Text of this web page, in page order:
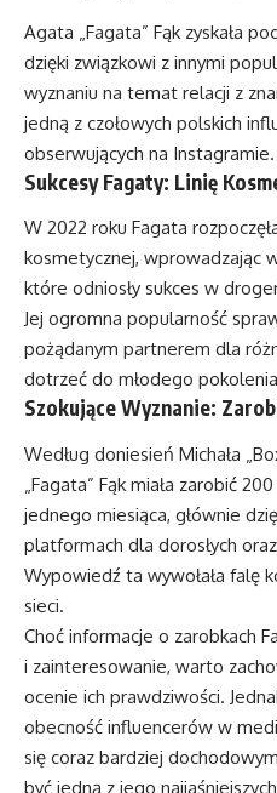
Agata „Fagata” Fąk zyskała
dzięki związkowi z innymi
wyznaniu na temat relacji z
jedną z czołowych polskich
obserwujących na Instagramie.
Sukcesy Fagaty: Linię
W 2022 roku Fagata
kosmetycznej, wprowadzając
które odniosły sukces w
Jej ogromna popularność
pożądanym partnerem dla
dotrzeć do młodego
Szokujące Wyznanie:
Według doniesień Michała
„Fagata” Fąk miała zarobić
jednego miesiąca, głównie
platformach dla dorosłych
Wypowiedź ta wywołała falę
sieci.
Choć informacje o zarobkach
i zainteresowanie, warto
ocenie ich prawdziwości.
obecność influencerów w
się coraz bardziej
być jedną z jego